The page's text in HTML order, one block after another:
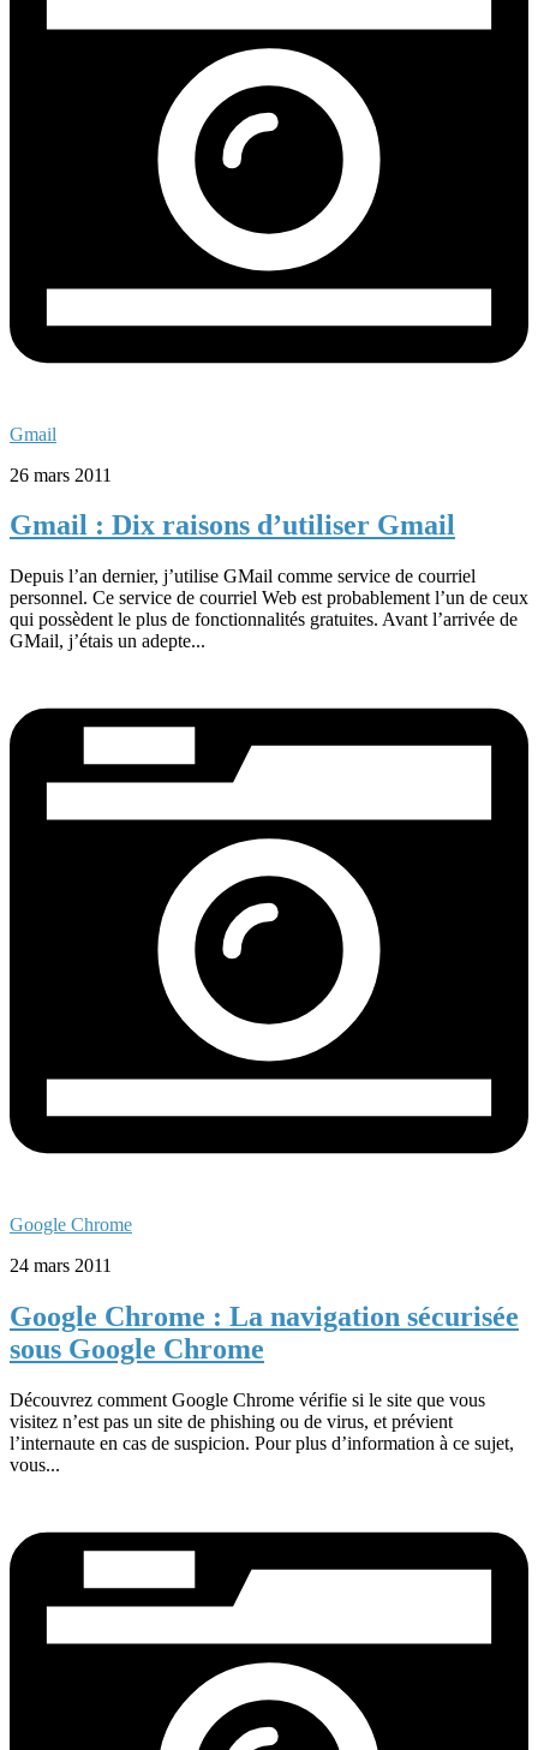
Gmail
26 mars 2011
Gmail : Dix raisons d’utiliser Gmail
Depuis l’an dernier, j’utilise GMail comme service de courriel
personnel. Ce service de courriel Web est probablement l’un de ceux
qui possèdent le plus de fonctionnalités gratuites. Avant l’arrivée de
GMail, j’étais un adepte...
Google Chrome
24 mars 2011
Google Chrome : La navigation sécurisée
sous Google Chrome
Découvrez comment Google Chrome vérifie si le site que vous
visitez n’est pas un site de phishing ou de virus, et prévient
l’internaute en cas de suspicion. Pour plus d’information à ce sujet,
vous...